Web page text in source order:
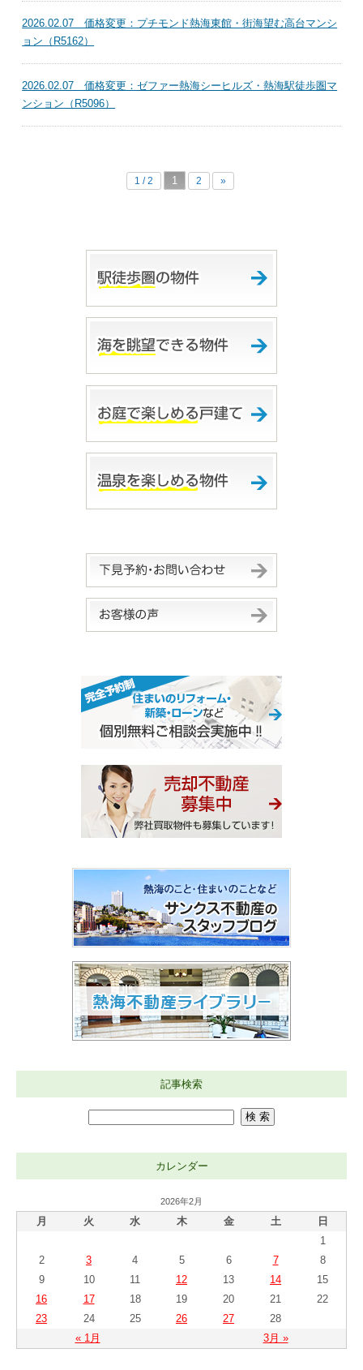
2026.02.07 価格変更：プチモンド熱海東館・街海望む高台マンシ
ョン（R5162）
2026.02.07 価格変更：ゼファー熱海シーヒルズ・熱海駅徒歩圏マ
ンション（R5096）
1 / 2 1 2 »
記事検索
カレンダー
2026年2月
月 火 水 木 金 土 日
« 1月 3月 »
1
2
3 4 5 6 7
8
9
10 11 12 13 14
15
16
17 18 19 20 21
22
23
24 25 26 27 28